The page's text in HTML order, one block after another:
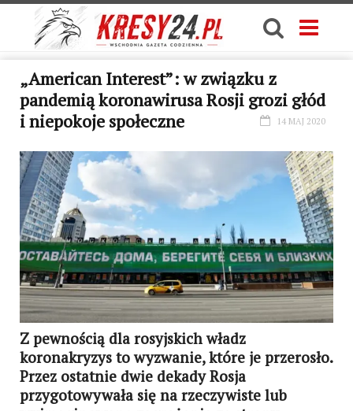
„American Interest”: w związku z
pandemią koronawirusa Rosji grozi głód
i niepokoje społeczne
14 MAJ 2020
Z pewnością dla rosyjskich władz
koronakryzys to wyzwanie, które je przerosło.
Przez ostatnie dwie dekady Rosja
przygotowywała się na rzeczywiste lub